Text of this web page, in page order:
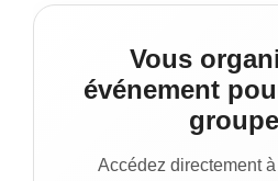
Vous
événement
Accédez directement